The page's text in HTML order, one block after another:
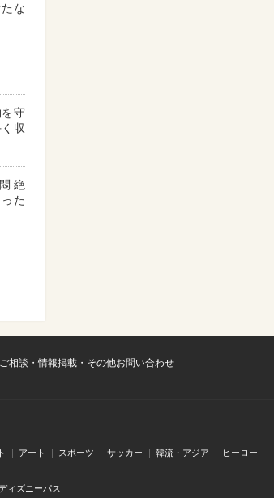
な
守
収
絶
た
相談・情報掲載・その他お問い合わせ
アート スポーツ サッカー 韓流・アジア ヒーロー
ィズニーパス